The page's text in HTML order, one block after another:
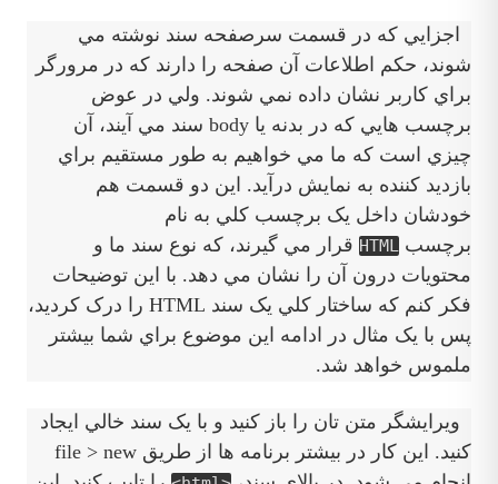
اجزايي که در قسمت سرصفحه سند نوشته مي
شوند، حکم اطلاعات آن صفحه را دارند که در مرورگر
براي کاربر نشان داده نمي شوند. ولي در عوض
برچسب هايي که در بدنه يا body سند مي آيند، آن
چيزي است که ما مي خواهيم به طور مستقيم براي
بازديد کننده به نمايش درآيد. اين دو قسمت هم
خودشان داخل يک برچسب کلي به نام
برچسب HTML قرار مي گيرند، که نوع سند ما و
محتويات درون آن را نشان مي دهد. با اين توضيحات
فکر کنم که ساختار کلي يک سند HTML را درک کرديد،
پس با يک مثال در ادامه اين موضوع براي شما بيشتر
ملموس خواهد شد.
ويرايشگر متن تان را باز کنيد و با يک سند خالي ايجاد
کنيد. اين کار در بيشتر برنامه ها از طريق file > new